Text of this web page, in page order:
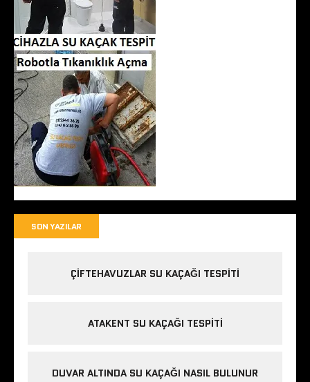
SON YAZILAR
ÇIFTEHAVUZLAR SU KAÇAĞI TESPITI
ATAKENT SU KAÇAĞI TESPITI
DUVAR ALTINDA SU KAÇAĞI NASIL BULUNUR